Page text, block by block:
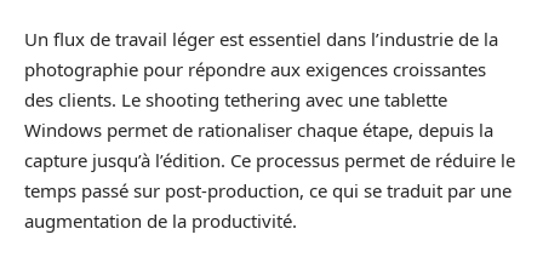
Un flux de travail léger est essentiel dans l’industrie de la
photographie pour répondre aux exigences croissantes
des clients. Le shooting tethering avec une tablette
Windows permet de rationaliser chaque étape, depuis la
capture jusqu’à l’édition. Ce processus permet de réduire le
temps passé sur post-production, ce qui se traduit par une
augmentation de la productivité.